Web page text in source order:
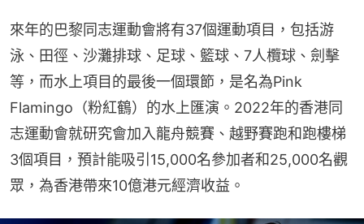
來年的巴黎同志運動會將有37個運動項目，包括游
泳、田徑、沙灘排球、足球、籃球、7人欖球、劍擊
等，而水上項目的最後一個環節，是名為Pink
Flamingo（粉紅鶴）的水上匯演。2022年的香港同
志運動會就研究會加入龍舟競賽、越野賽跑和跑樓梯
3個項目，預計能吸引15,000名參加者和25,000名觀
眾，為香港帶來10億港元經濟收益。